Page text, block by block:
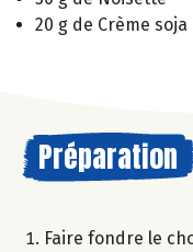
20 g de Crème soja
Préparation
Faire fondre le